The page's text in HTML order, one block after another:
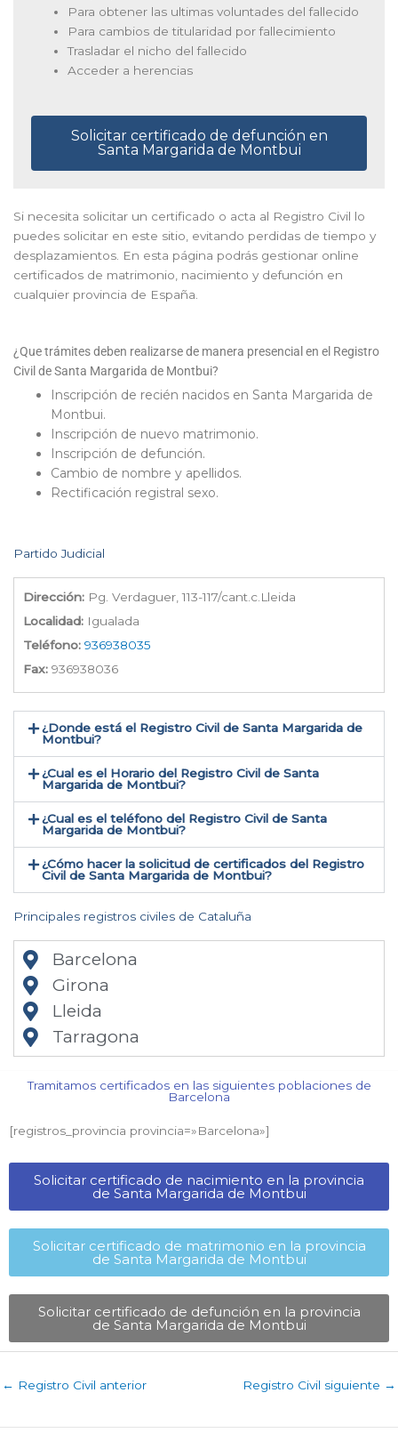
Para obtener las ultimas voluntades del fallecido
Para cambios de titularidad por fallecimiento
Trasladar el nicho del fallecido
Acceder a herencias
Solicitar certificado de defunción en
Santa Margarida de Montbui
Si necesita solicitar un certificado o acta al Registro Civil lo
puedes solicitar en este sitio, evitando perdidas de tiempo y
desplazamientos. En esta página podrás gestionar online
certificados de matrimonio, nacimiento y defunción en
cualquier provincia de España.
¿Que trámites deben realizarse de manera presencial en el Registro
Civil de Santa Margarida de Montbui?
Inscripción de recién nacidos en Santa Margarida de
Montbui.
Inscripción de nuevo matrimonio.
Inscripción de defunción.
Cambio de nombre y apellidos.
Rectificación registral sexo.
Partido Judicial
Dirección: Pg. Verdaguer, 113-117/cant.c.Lleida
Localidad: Igualada
Teléfono: 936938035
Fax: 936938036
¿Donde está el Registro Civil de Santa Margarida de
Montbui​?
¿Cual es el Horario del Registro Civil de Santa
Margarida de Montbui?
¿Cual es el teléfono del Registro Civil de Santa
Margarida de Montbui​?
¿Cómo hacer la solicitud de certificados del Registro
Civil de Santa Margarida de Montbui​?
Principales registros civiles de Cataluña
Barcelona
Girona
Lleida
Tarragona
Tramitamos certificados en las siguientes poblaciones de
Barcelona​
[registros_provincia provincia=»Barcelona​»]
Solicitar certificado de nacimiento en la provincia
de Santa Margarida de Montbui​
Solicitar certificado de matrimonio en la provincia
de Santa Margarida de Montbui​
Solicitar certificado de defunción en la provincia
de Santa Margarida de Montbui​
← Registro Civil anterior Registro Civil siguiente →